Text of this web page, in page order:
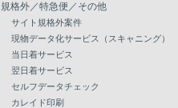
規格外／特急便／その他
サイト規格外案件
現物データ化サービス（スキャニング）
当日着サービス
翌日着サービス
セルフデータチェック
カレイド印刷